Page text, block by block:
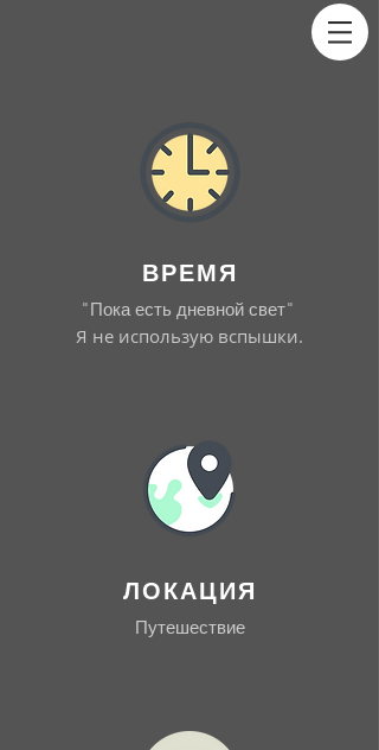
ВРЕМЯ
"Пока есть дневной свет"
Я не использую вспышки.
ЛОКАЦИЯ
Путешествие